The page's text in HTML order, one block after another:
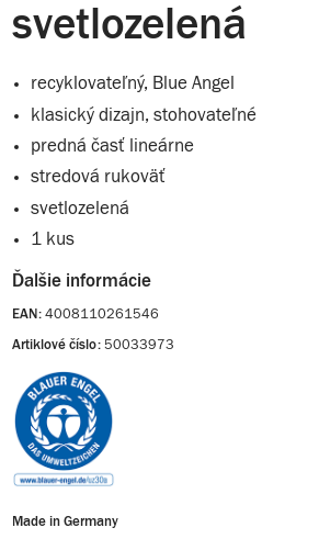
svetlozelená
recyklovateľný, Blue Angel
klasický dizajn, stohovateľné
predná časť lineárne
stredová rukoväť
svetlozelená
1 kus
Ďalšie informácie
EAN: 4008110261546
Artiklové číslo: 50033973
Made in Germany